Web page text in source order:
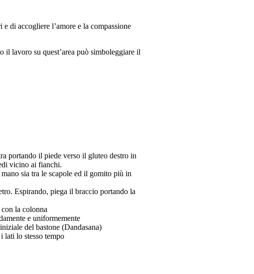
di accogliere l’amore e la compassione
il lavoro su quest’area può simboleggiare il
portando il piede verso il gluteo destro in
vicino ai fianchi.
sia tra le scapole ed il gomito più in
Espirando, piega il braccio portando la
la colonna
e uniformemente
del bastone (Dandasana)
lati lo stesso tempo